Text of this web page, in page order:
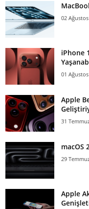
02
iPhone
01
Apple
31
macOS
29
Apple